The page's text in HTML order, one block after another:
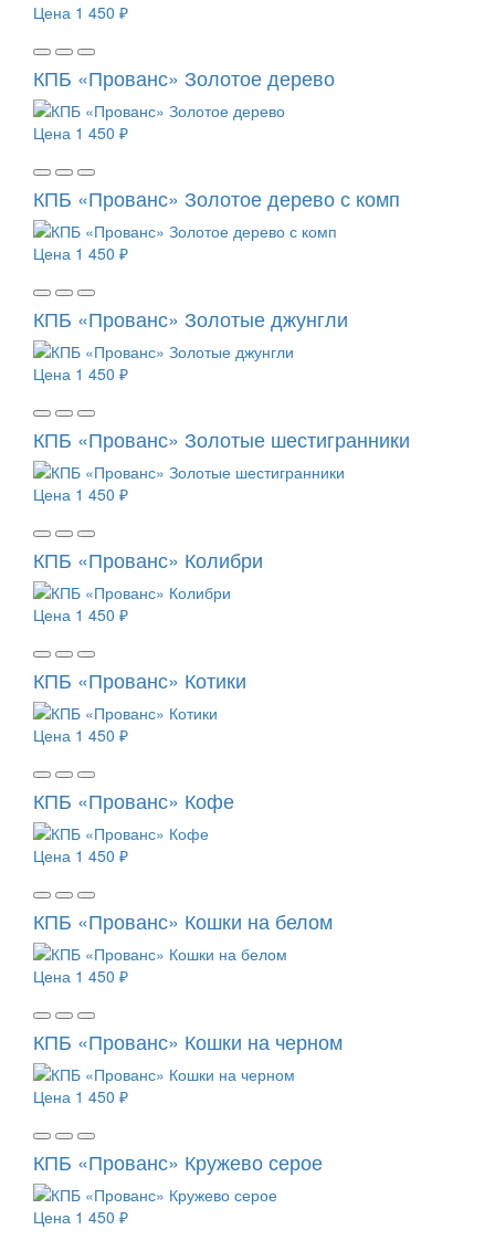
Цена 1 450 ₽
КПБ «Прованс» Золотое дерево
Цена 1 450 ₽
КПБ «Прованс» Золотое дерево с комп
Цена 1 450 ₽
КПБ «Прованс» Золотые джунгли
Цена 1 450 ₽
КПБ «Прованс» Золотые шестигранники
Цена 1 450 ₽
КПБ «Прованс» Колибри
Цена 1 450 ₽
КПБ «Прованс» Котики
Цена 1 450 ₽
КПБ «Прованс» Кофе
Цена 1 450 ₽
КПБ «Прованс» Кошки на белом
Цена 1 450 ₽
КПБ «Прованс» Кошки на черном
Цена 1 450 ₽
КПБ «Прованс» Кружево серое
Цена 1 450 ₽